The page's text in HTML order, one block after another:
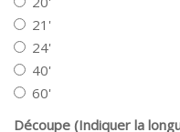
21'
24'
40'
60'
Découpe (Indiquer la